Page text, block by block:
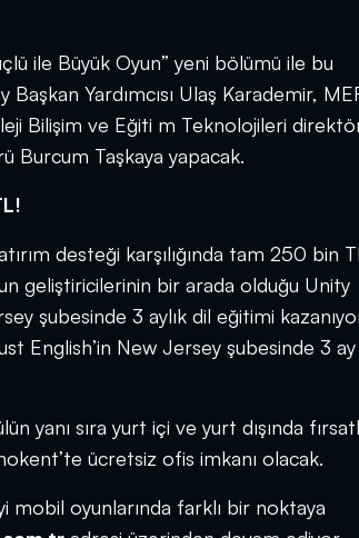
ile Büyük Oyun” yeni bölümü ile bu
Yardımcısı Ulaş Karademir,
Bilişim ve Eğiti m Teknolojileri
Burcum Taşkaya yapacak.
desteği karşılığında tam 250 bin
geliştiricilerinin bir arada olduğu Unity
şubesinde 3 aylık dil eğitimi
English’in New Jersey şubesinde 3 ay
yanı sıra yurt içi ve yurt dışında
ücretsiz ofis imkanı olacak.
mobil oyunlarında farklı bir noktaya